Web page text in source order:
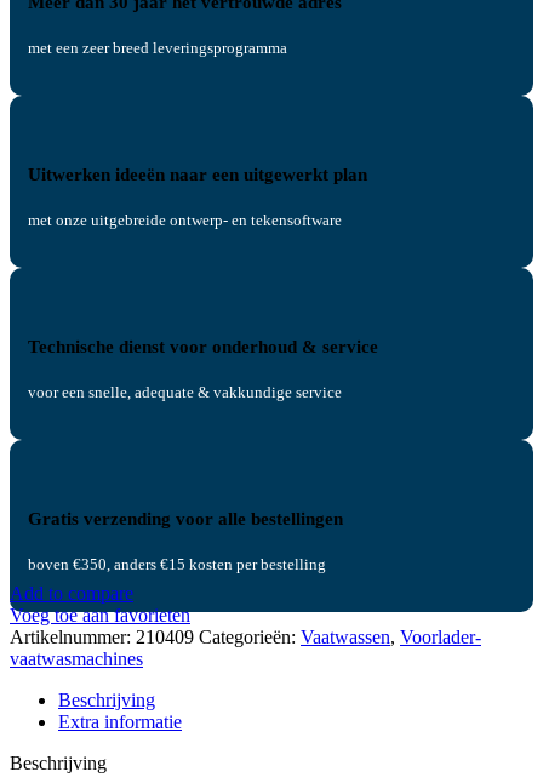
met een zeer breed leveringsprogramma
Uitwerken ideeën naar een uitgewerkt plan
met onze uitgebreide ontwerp- en tekensoftware
Technische dienst voor onderhoud & service
voor een snelle, adequate & vakkundige service
Gratis verzending voor alle bestellingen
boven €350, anders €15 kosten per bestelling
Add to compare
Voeg toe aan favorieten
Artikelnummer: 210409 Categorieën: Vaatwassen, Voorlader-
vaatwasmachines
Beschrijving
Extra informatie
Beschrijving